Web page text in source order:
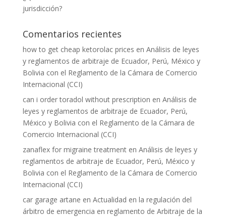
jurisdicción?
Comentarios recientes
how to get cheap ketorolac prices en Análisis de leyes
y reglamentos de arbitraje de Ecuador, Perú, México y
Bolivia con el Reglamento de la Cámara de Comercio
Internacional (CCI)
can i order toradol without prescription en Análisis de
leyes y reglamentos de arbitraje de Ecuador, Perú,
México y Bolivia con el Reglamento de la Cámara de
Comercio Internacional (CCI)
zanaflex for migraine treatmenten Análisis de leyes y
reglamentos de arbitraje de Ecuador, Perú, México y
Bolivia con el Reglamento de la Cámara de Comercio
Internacional (CCI)
car garage artane en Actualidad en la regulación del
árbitro de emergencia en reglamento de Arbitraje de la